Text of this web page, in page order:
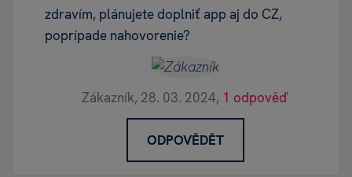
zdravím, plánujete doplniť app aj do CZ,
poprípade nahovorenie?
Zákazník, 28. 03. 2024, 1 odpověď
ODPOVĚDĚT